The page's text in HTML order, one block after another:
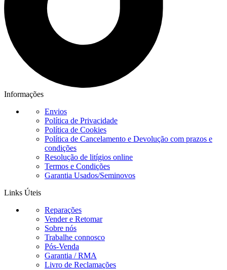
Informações
Envios
Política de Privacidade
Política de Cookies
Política de Cancelamento e Devolução com prazos e
condições
Resolução de litígios online
Termos e Condições
Garantia Usados/Seminovos
Links Úteis
Reparações
Vender e Retomar
Sobre nós
Trabalhe connosco
Pós-Venda
Garantia / RMA
Livro de Reclamações